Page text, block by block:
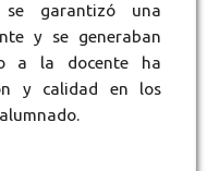
se garantizó una
y se generaban
a la docente ha
y calidad en los